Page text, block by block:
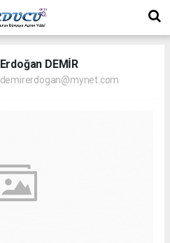
Erdoğan DEMİR
demirerdogan@mynet.com